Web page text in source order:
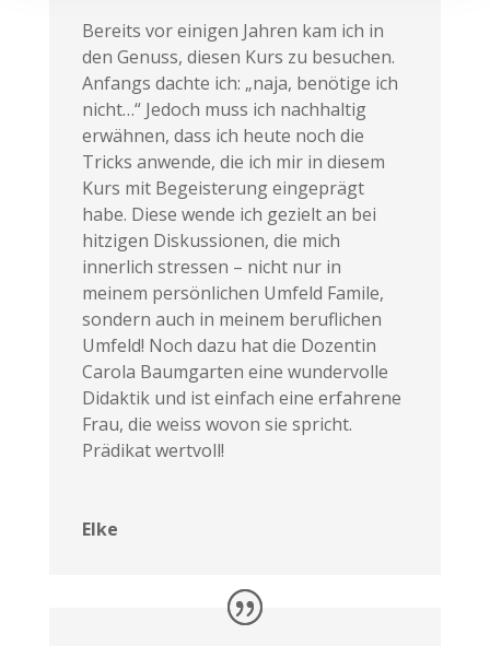
Bereits vor einigen Jahren kam ich in
den Genuss, diesen Kurs zu besuchen.
Anfangs dachte ich: „naja, benötige ich
nicht…“ Jedoch muss ich nachhaltig
erwähnen, dass ich heute noch die
Tricks anwende, die ich mir in diesem
Kurs mit Begeisterung eingeprägt
habe. Diese wende ich gezielt an bei
hitzigen Diskussionen, die mich
innerlich stressen – nicht nur in
meinem persönlichen Umfeld Famile,
sondern auch in meinem beruflichen
Umfeld! Noch dazu hat die Dozentin
Carola Baumgarten eine wundervolle
Didaktik und ist einfach eine erfahrene
Frau, die weiss wovon sie spricht.
Prädikat wertvoll!
Elke